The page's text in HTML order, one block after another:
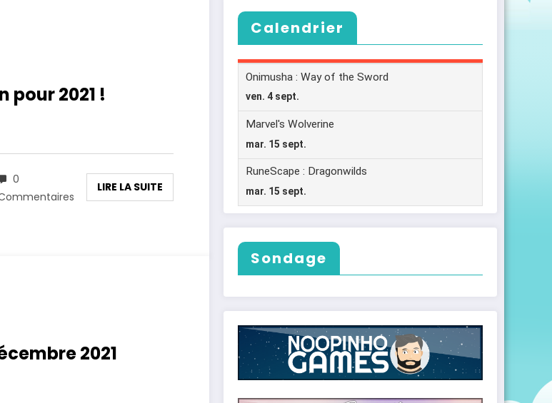
pour 2021 !
0
LIRE LA SUITE
2021
Calendrier
Sondage